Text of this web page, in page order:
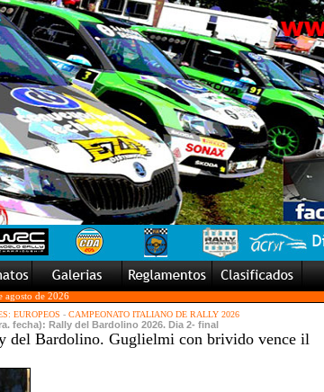
agosto de 2026
EUROPEOS - CAMPEONATO ITALIANO DE RALLY 2026
fecha): Rally del Bardolino 2026. Dia 2- final
del Bardolino. Guglielmi con brivido vence il